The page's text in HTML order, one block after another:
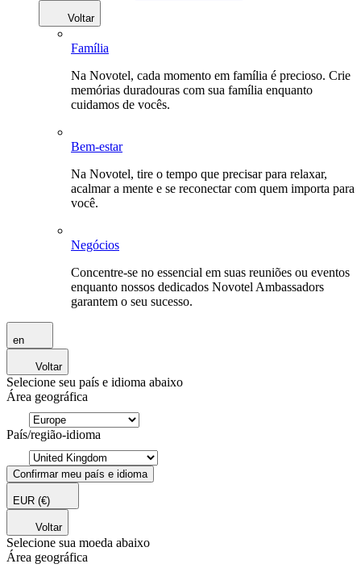
Voltar
Família
Na Novotel, cada momento em família é precioso. Crie
memórias duradouras com sua família enquanto
cuidamos de vocês.
Bem-estar
Na Novotel, tire o tempo que precisar para relaxar,
acalmar a mente e se reconectar com quem importa para
você.
Negócios
Concentre-se no essencial em suas reuniões ou eventos
enquanto nossos dedicados Novotel Ambassadors
garantem o seu sucesso.
en
Voltar
Selecione seu país e idioma abaixo
Área geográfica
País/região-idioma
Confirmar meu país e idioma
EUR (€)
Voltar
Selecione sua moeda abaixo
Área geográfica